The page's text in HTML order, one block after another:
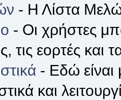
- Η Λίστα
- Οι χρήστες
τις εορτές και
- Εδώ είναι
και